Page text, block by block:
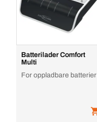
Batterilader Comfort
Multi
For oppladbare batterier